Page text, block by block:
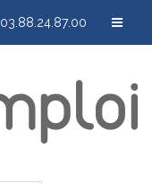
03.88.24.87.00